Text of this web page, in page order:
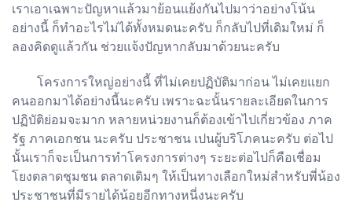
เราเอาเฉพาะปัญหาแล้วมาย้อนแย้งกันไปมาว่าอย่างโน้น
อย่างนี้ ก็ทำอะไรไม่ได้ทั้งหมดนะครับ ก็กลับไปที่เดิมใหม่ ก็
ลองคิดดูแล้วกัน ช่วยแจ้งปัญหากลับมาด้วยนะครับ
โครงการใหญ่อย่างนี้ ที่ไม่เคยปฏิบัติมาก่อน ไม่เคยแยก
คนออกมาได้อย่างนี้นะครับ เพราะฉะนั้นรายละเอียดในการ
ปฏิบัติย่อมจะมาก หลายหน่วยงานก็ต้องเข้าไปเกี่ยวข้อง ภาค
รัฐ ภาคเอกชน นะครับ ประชาชน เปนผู้บริโภคนะครับ ต่อไป
นั้นเราก็จะเป็นการทำโครงการต่างๆ ระยะต่อไปก็คือเชื่อม
โยงตลาดชุมชน ตลาดเดิมๆ ให้เป็นทางเลือกใหม่สำหรับพี่น้อง
ประชาชนที่มีรายได้น้อยอีกทางหนี่งนะครับ